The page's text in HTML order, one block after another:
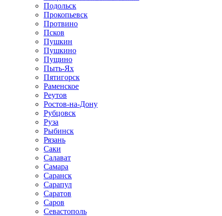
Подольск
Прокопьевск
Протвино
Псков
Пушкин
Пушкино
Пущино
Пыть-Ях
Пятигорск
Раменское
Реутов
Ростов-на-Дону
Рубцовск
Руза
Рыбинск
Рязань
Саки
Салават
Самара
Саранск
Сарапул
Саратов
Саров
Севастополь